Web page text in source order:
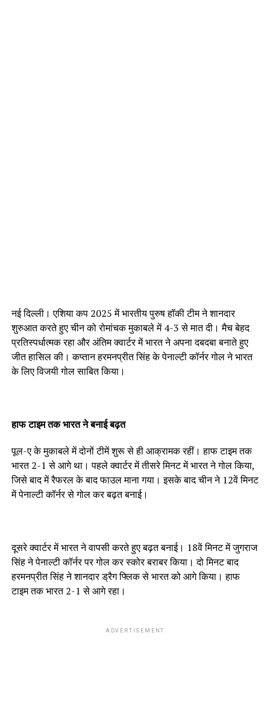
नई दिल्ली। एशिया कप 2025 में भारतीय पुरुष हॉकी टीम ने शानदार
शुरुआत करते हुए चीन को रोमांचक मुकाबले में 4-3 से मात दी। मैच बेहद
प्रतिस्पर्धात्मक रहा और अंतिम क्वार्टर में भारत ने अपना दबदबा बनाते हुए
जीत हासिल की। कप्तान हरमनप्रीत सिंह के पेनाल्टी कॉर्नर गोल ने भारत
के लिए विजयी गोल साबित किया।
हाफ टाइम तक भारत ने बनाई बढ़त
पूल-ए के मुकाबले में दोनों टीमें शुरू से ही आक्रामक रहीं। हाफ टाइम तक
भारत 2-1 से आगे था। पहले क्वार्टर में तीसरे मिनट में भारत ने गोल किया,
जिसे बाद में रैफरल के बाद फाउल माना गया। इसके बाद चीन ने 12वें मिनट
में पेनाल्टी कॉर्नर से गोल कर बढ़त बनाई।
दूसरे क्वार्टर में भारत ने वापसी करते हुए बढ़त बनाई। 18वें मिनट में जुगराज
सिंह ने पेनाल्टी कॉर्नर पर गोल कर स्कोर बराबर किया। दो मिनट बाद
हरमनप्रीत सिंह ने शानदार ड्रैग फ्लिक से भारत को आगे किया। हाफ
टाइम तक भारत 2-1 से आगे रहा।
ADVERTISEMENT